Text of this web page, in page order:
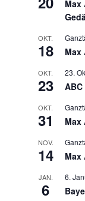
Max
OKT.
18 Max
OKT.
23
23.
OKT.
31 Max
NOV.
14 Max
JAN.
6
6.